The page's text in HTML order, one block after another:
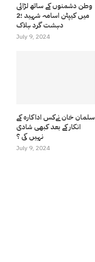
وطن دشمنوں کے ساتھ لڑائی
میں کیپٹن اسامہ شہید ؛2
دہشت گرد ہلاک
July 9, 2024
سلمان خان نےکس اداکارہ کے
انکار کے بعد کبھی شادی
نہیں کی ؟
July 9, 2024